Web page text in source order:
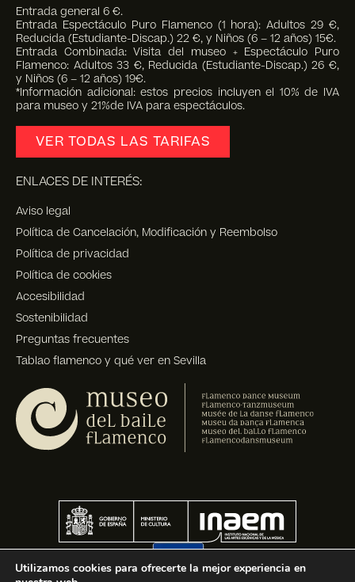
Entrada general 6 €.
Entrada Espectáculo Puro Flamenco (1 hora): Adultos 29 €,
Reducida (Estudiante-Discap.) 22 €, y Niños (6 – 12 años) 15€.
Entrada Combinada: Visita del museo + Espectáculo Puro
Flamenco: Adultos 33 €, Reducida (Estudiante-Discap.) 26 €,
y Niños (6 – 12 años) 19€.
*Información adicional: estos precios incluyen el 10% de IVA
para museo y 21%de IVA para espectáculos.
VER TODAS LAS TARIFAS
ENLACES DE INTERÉS:
Aviso legal
Política de Cancelación, Modificación y Reembolso
Política de privacidad
Política de cookies
Accesibilidad
Sostenibilidad
Preguntas frecuentes
Tablao flamenco y qué ver en Sevilla
Utilizamos cookies para ofrecerte la mejor experiencia en